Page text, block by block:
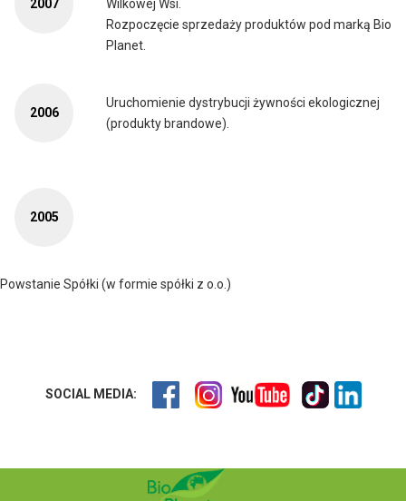
2007
Wilkowej Wsi.
Rozpoczęcie sprzedaży produktów pod marką Bio
Planet.
2006
Uruchomienie dystrybucji żywności ekologicznej
(produkty brandowe).
2005
Powstanie Spółki (w formie spółki z o.o.)
SOCIAL MEDIA: